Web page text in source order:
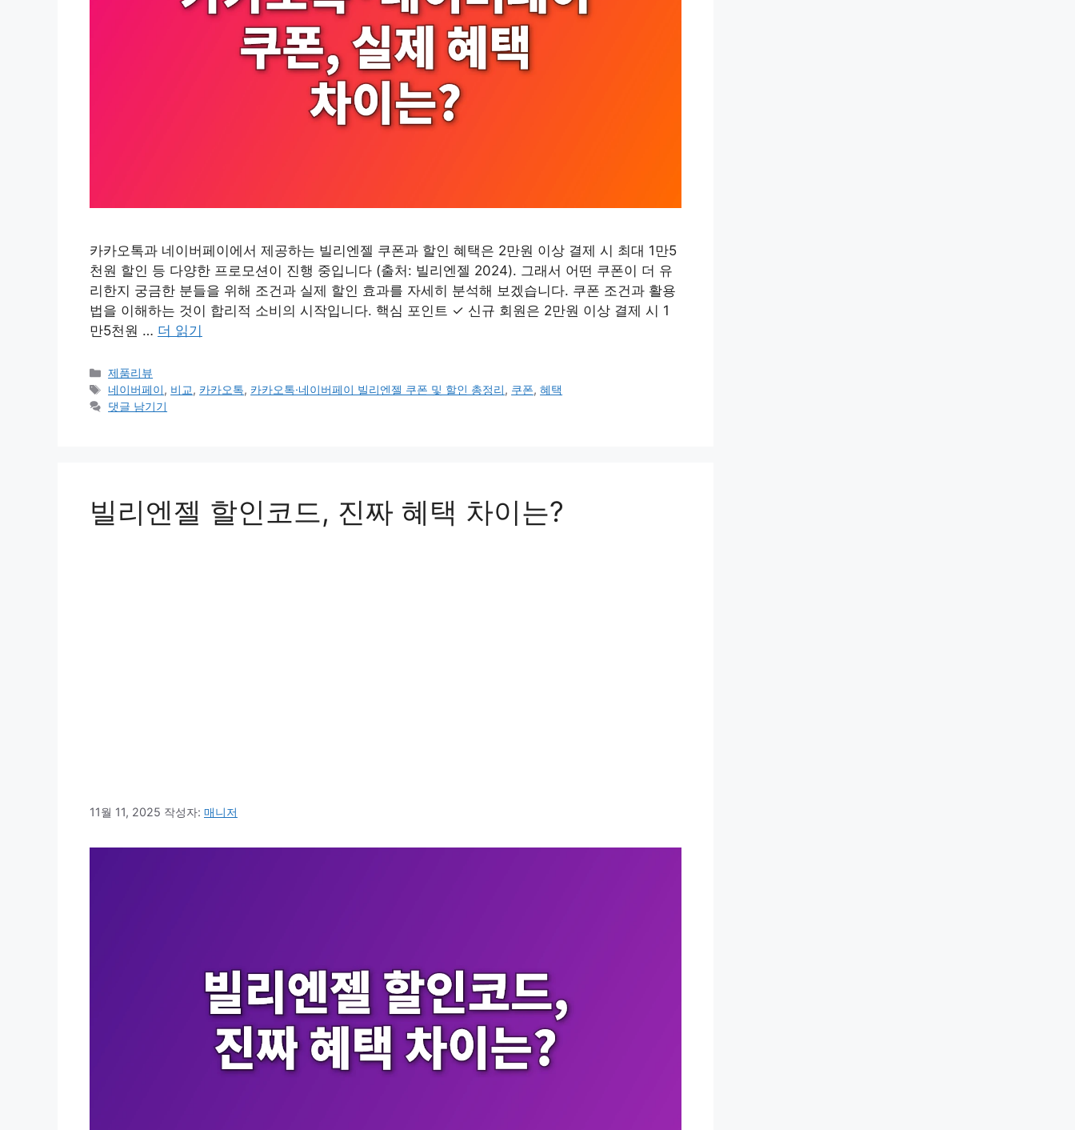
카카오톡과 네이버페이에서 제공하는 빌리엔젤 쿠폰과 할인 혜택은 2만원 이상 결제 시 최대 1만5
천원 할인 등 다양한 프로모션이 진행 중입니다 (출처: 빌리엔젤 2024). 그래서 어떤 쿠폰이 더 유
리한지 궁금한 분들을 위해 조건과 실제 할인 효과를 자세히 분석해 보겠습니다. 쿠폰 조건과 활용
법을 이해하는 것이 합리적 소비의 시작입니다. 핵심 포인트 ✓ 신규 회원은 2만원 이상 결제 시 1
만5천원 … 더 읽기
카
테
고
제품리뷰
태
그
네이버페이, 비교, 카카오톡, 카카오톡·네이버페이 빌리엔젤 쿠폰 및 할인 총정리, 쿠폰,혜택
댓글 남기기
빌리엔젤 할인코드, 진짜 혜택 차이는?
11월 11, 2025 작성자: 매니저